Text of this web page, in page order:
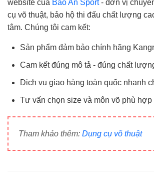
website của Bảo An Sport- đơn vị
cụ võ thuật, bảo hộ thi đấu chất lượng
tâm. Chúng tôi cam kết:
Sản phẩm đảm bảo chính hãng
Cam kết đúng mô tả - đúng chất
Dịch vụ giao hàng toàn quốc nhanh
Tư vấn chọn size và môn võ phù
Tham khảo thêm: Dụng cụ võ thuật